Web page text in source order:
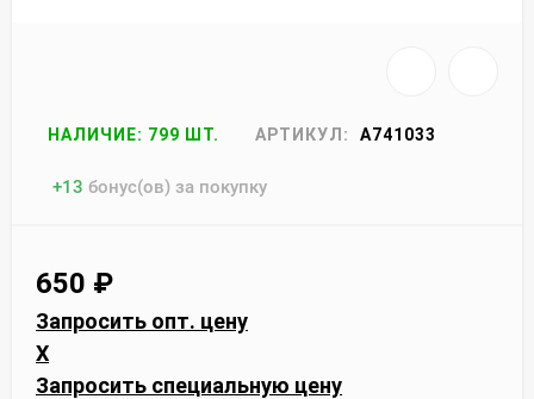
НАЛИЧИЕ: 799 ШТ. АРТИКУЛ: A741033
+13 бонус(ов) за покупку
650 ₽
Запросить опт. цену
X
Запросить специальную цену